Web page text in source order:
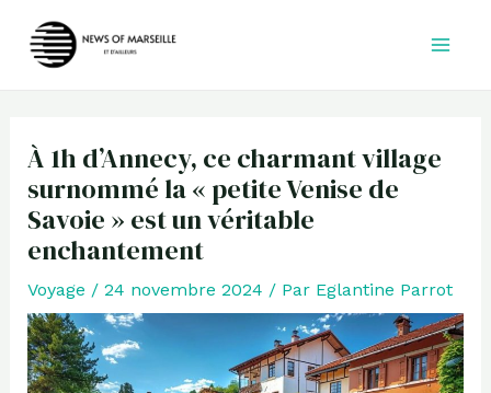
À 1h d’Annecy, ce charmant village
surnommé la « petite Venise de
Savoie » est un véritable
enchantement
Voyage / 24 novembre 2024 / Par Eglantine Parrot